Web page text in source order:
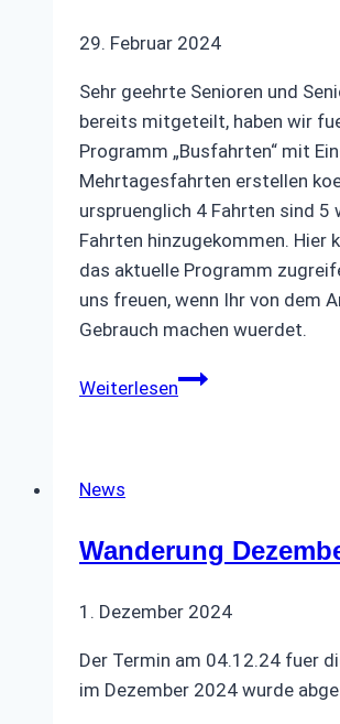
29. Februar 2024
Sehr geehrte Senioren und
bereits mitgeteilt, haben wir
Programm „Busfahrten“ mit
Mehrtagesfahrten erstellen
urspruenglich 4 Fahrten sind 5
Fahrten hinzugekommen. Hier
das aktuelle Programm
uns freuen, wenn Ihr von dem
Gebrauch machen wuerdet.
WeiterlesenAktualisiertes
News
Wanderung
1. Dezember 2024
Der Termin am 04.12.24 fuer
im Dezember 2024 wurde